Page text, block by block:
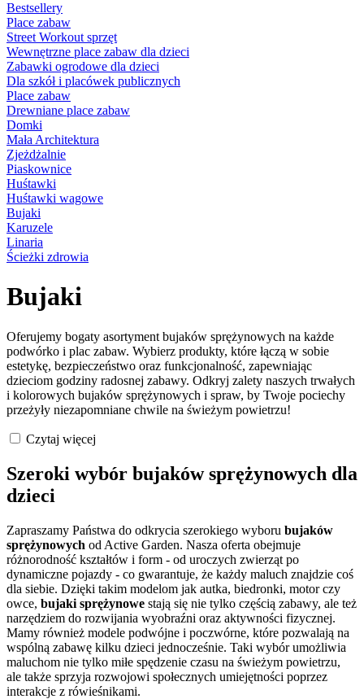
Bestsellery
Place zabaw
Street Workout sprzęt
Wewnętrzne place zabaw dla dzieci
Zabawki ogrodowe dla dzieci
Dla szkół i placówek publicznych
Place zabaw
Drewniane place zabaw
Domki
Mała Architektura
Zjeżdżalnie
Piaskownice
Huśtawki
Huśtawki wagowe
Bujaki
Karuzele
Linaria
Ścieżki zdrowia
Bujaki
Oferujemy bogaty asortyment bujaków sprężynowych na każde
podwórko i plac zabaw. Wybierz produkty, które łączą w sobie
estetykę, bezpieczeństwo oraz funkcjonalność, zapewniając
dzieciom godziny radosnej zabawy. Odkryj zalety naszych trwałych
i kolorowych bujaków sprężynowych i spraw, by Twoje pociechy
przeżyły niezapomniane chwile na świeżym powietrzu!
Czytaj więcej
Szeroki wybór bujaków sprężynowych dla
dzieci
Zapraszamy Państwa do odkrycia szerokiego wyboru bujaków
sprężynowych od Active Garden. Nasza oferta obejmuje
różnorodność kształtów i form - od uroczych zwierząt po
dynamiczne pojazdy - co gwarantuje, że każdy maluch znajdzie coś
dla siebie. Dzięki takim modelom jak autka, biedronki, motor czy
owce, bujaki sprężynowe stają się nie tylko częścią zabawy, ale też
narzędziem do rozwijania wyobraźni oraz aktywności fizycznej.
Mamy również modele podwójne i poczwórne, które pozwalają na
wspólną zabawę kilku dzieci jednocześnie. Taki wybór umożliwia
maluchom nie tylko miłe spędzenie czasu na świeżym powietrzu,
ale także sprzyja rozwojowi społecznych umiejętności poprzez
interakcje z rówieśnikami.